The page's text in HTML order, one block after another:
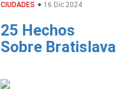
CIUDADES 16 Dic 2024
25 Hechos
Sobre Bratislava